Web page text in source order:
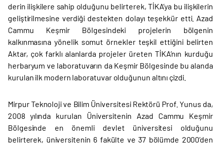
derin ilişkilere sahip olduğunu belirterek, TİKA’ya bu ilişkilerin
geliştirilmesine verdiği destekten dolayı teşekkür etti. Azad
Cammu Keşmir Bölgesindeki projelerin bölgenin
kalkınmasına yönelik somut örnekler teşkil ettiğini belirten
Aktar, çok farklı alanlarda projeler üreten TİKA’nın kurduğu
herbaryum ve laboratuvarın da Keşmir Bölgesinde bu alanda
kurulan ilk modern laboratuvar olduğunun altını çizdi.
Mirpur Teknoloji ve Bilim Üniversitesi Rektörü Prof. Yunus da,
2008 yılında kurulan Üniversitenin Azad Cammu Keşmir
Bölgesinde en önemli devlet üniversitesi olduğunu
belirterek, üniversitenin 6 fakülte ve 37 bölümde 2000’den